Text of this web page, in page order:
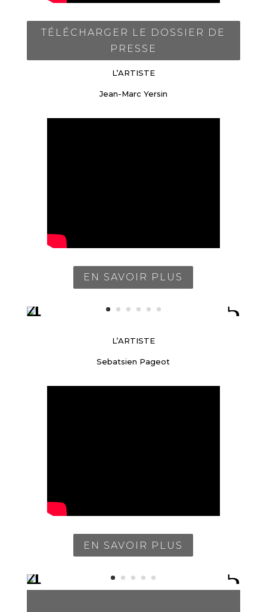
TÉLÉCHARGER LE DOSSIER DE
PRESSE
L’ARTISTE
Jean-Marc Yersin
EN SAVOIR PLUS
L’ARTISTE
Sebatsien Pageot
EN SAVOIR PLUS